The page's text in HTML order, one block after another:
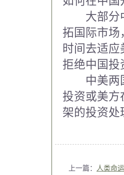
大部分中
拓国际市场
时间去适
拒绝中国投
中美两国
投资或美方
架的投资处
上一篇： 人类命